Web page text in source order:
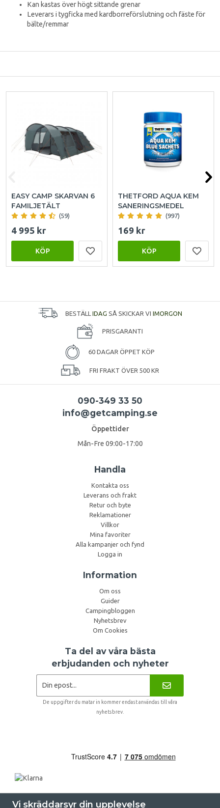
Kan kastas över högt sittande grenar
Leverars i tygficka med kardborreförslutning och fäste för
bälte/remmar
EASY CAMP SKARVAN 6
FAMILJETÄLT
(59)
4 995 kr
KÖP
THETFORD AQUA KEM
SANERINGSMEDEL
(997)
169 kr
KÖP
BESTÄLL IDAG SÅ SKICKAR VI IMORGON
PRISGARANTI
60 DAGAR ÖPPET KÖP
FRI FRAKT ÖVER 500 KR
090-349 33 50
info@getcamping.se
Öppettider
Mån-Fre 09:00-17:00
Handla
Kontakta oss
Leverans och frakt
Retur och byte
Reklamationer
Villkor
Mina favoriter
Alla kampanjer och fynd
Logga in
Information
Om oss
Guider
Campingbloggen
Nyhetsbrev
Om Cookies
Ta del av våra bästa
erbjudanden och nyheter
De uppgifter du matar in kommer endast användas till våra
nyhetsbrev.
Vi skräddarsyr din upplevelse